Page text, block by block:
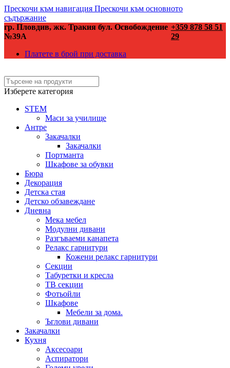
Прескочи към навигация Прескочи към основното
съдържание
гр. Пловдив, жк. Тракия бул. Освобождение
№39А
+359 878 58 51
29
Платете в брой при доставка
Изберете категория
STEM
Маси за училище
Антре
Закачалки
Закачалки
Портманта
Шкафове за обувки
Бюра
Декорация
Детска стая
Детско обзавеждане
Дневна
Мека мебел
Модулни дивани
Разгъваеми канапета
Релакс гарнитури
Кожени релакс гарнитури
Секции
Табуретки и кресла
ТВ секции
Фотьойли
Шкафове
Мебели за дома.
Ъглови дивани
Закачалки
Кухня
Аксесоари
Аспиратори